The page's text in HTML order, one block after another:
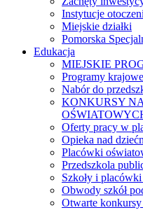
Instytucje
Miejskie działki
Pomorska
Edukacja
MIEJSKIE
Programy krajowe
Nabór do
KONKURSY
Oferty pracy w
Opieka nad
Placówki
Przedszkola
Szkoły i
Obwody szkół
Otwarte